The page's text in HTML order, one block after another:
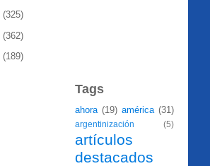
(325)
(362)
(189)
Tags
ahora (19) américa (31)
argentinización (5)
artículos
destacados